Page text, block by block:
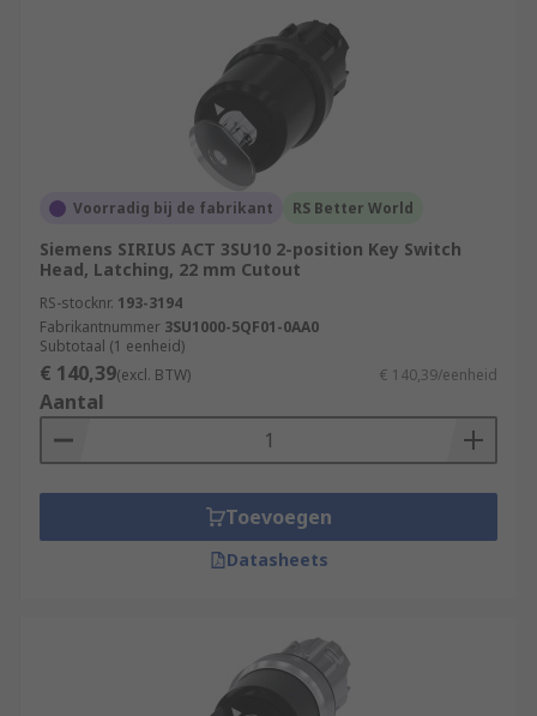
Voorradig bij de fabrikant RS Better World
Siemens SIRIUS ACT 3SU10 2-position Key Switch
Head, Latching, 22 mm Cutout
RS-stocknr. 193-3194
Fabrikantnummer 3SU1000-5QF01-0AA0
Subtotaal (1 eenheid)
€ 140,39(excl. BTW) € 140,39/eenheid
Aantal
Toevoegen
Datasheets